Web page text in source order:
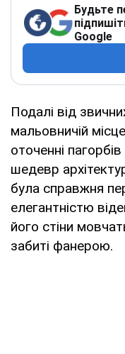
Будьте
Google
Подалі від
мальовничій
оточенні
шедевр
була справжня
елегантністю
його стіни
забиті фанерою.